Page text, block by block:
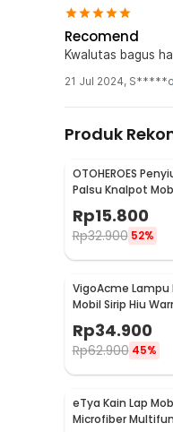
Rincian yang
1 x
Recomend
Kwalutas bagus
21 Jul 2024, S*****o
Produk
OTOHEROES
Palsu Knalpot
Whistler 1000-
TUR007
Rp15.800
Rp32.900 52%
VigoAcme Lampu
Mobil Sirip Hiu
Solar Energy 8 LED
Rp34.900
Rp62.900 45%
eTya Kain Lap
Microfiber